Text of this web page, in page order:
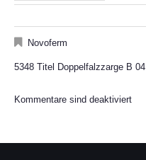
Novoferm
5348 Titel Doppelfalzzarge B 04
Kommentare sind deaktiviert